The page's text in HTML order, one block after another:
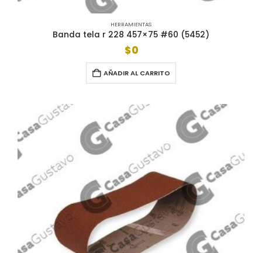
HERRAMIENTAS
Banda tela r 228 457×75 #60 (5452)
$0
AÑADIR AL CARRITO